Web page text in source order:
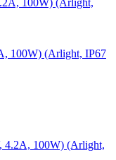
100W) (Arlight, IP67